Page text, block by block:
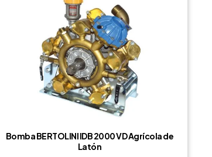
Bomba BERTOLINI IDB 2000 VD Agrícola de
Latón